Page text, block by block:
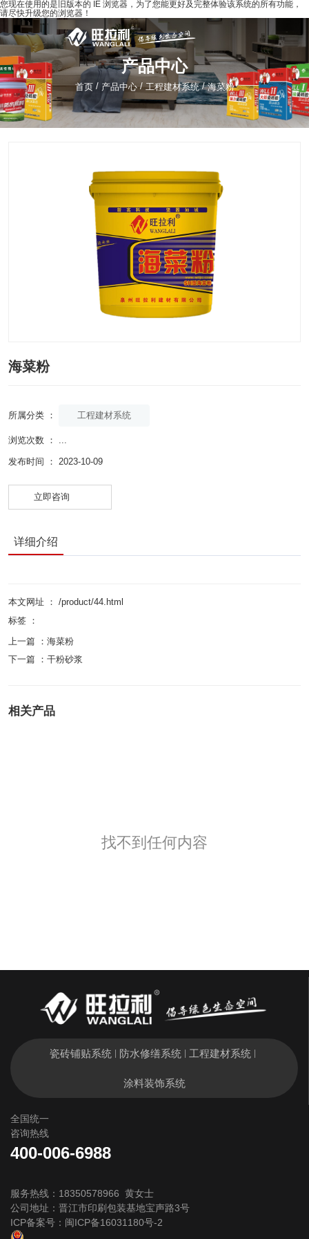
您现在使用的是旧版本的 IE 浏览器，为了您能更好及完整体验该系统的所有功能，
请尽快升级您的浏览器！
产品中心
首页 / 产品中心 /工程建材系统 /海菜粉
海菜粉
所属分类 ： 工程建材系统
浏览次数 ：
发布时间 ： 2023-10-09
立即咨询
详细介绍
本文网址 ： /product/44.html
标签 ：
上一篇 ： 海菜粉
下一篇 ： 干粉砂浆
相关产品
找不到任何内容
瓷砖铺贴系统 防水修缮系统 工程建材系统
涂料装饰系统
全国统一
咨询热线
400-006-6988
服务热线：18350578966 黄女士
公司地址：晋江市印刷包装基地宝声路3号
ICP备案号： 闽ICP备16031180号-2